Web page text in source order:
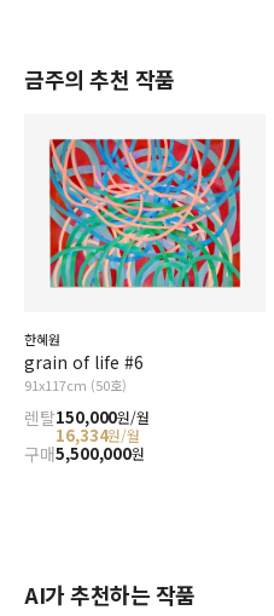
금주의 추천 작품
한혜원
grain of life #6
91x117cm (50호)
렌탈150,000원/월
16,334원/월
구매5,500,000원
AI가 추천하는 작품